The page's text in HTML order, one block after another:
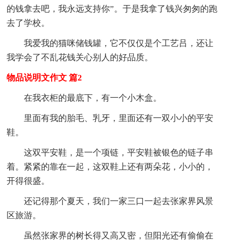
的钱拿去吧，我永远支持你”。于是我拿了钱兴匆匆的跑
去了学校。
我爱我的猫咪储钱罐，它不仅仅是个工艺吕，还让
我学会了不乱花钱关心别人的好品质。
物品说明文作文 篇2
在我衣柜的最底下，有一个小木盒。
里面有我的胎毛、乳牙，里面还有一双小小的平安
鞋。
这双平安鞋，是一个项链，平安鞋被银色的链子串
着。紧紧的靠在一起，这双鞋上还有两朵花，小小的，
开得很盛。
还记得那个夏天，我们一家三口一起去张家界风景
区旅游。
虽然张家界的树长得又高又密，但阳光还有偷偷在